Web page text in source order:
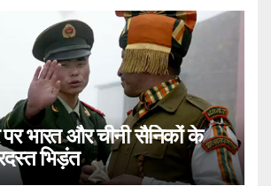
पर भारत और चीनी सैनिकों के
भिड़ंत